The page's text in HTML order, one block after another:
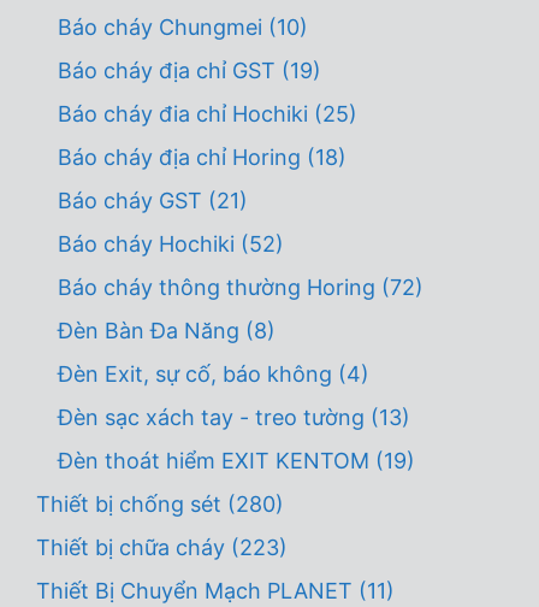
Báo cháy Chungmei (10)
Báo cháy địa chỉ GST (19)
Báo cháy đia chỉ Hochiki (25)
Báo cháy địa chỉ Horing (18)
Báo cháy GST (21)
Báo cháy Hochiki (52)
Báo cháy thông thường Horing (72)
Đèn Bàn Đa Năng (8)
Đèn Exit, sự cố, báo không (4)
Đèn sạc xách tay - treo tường (13)
Đèn thoát hiểm EXIT KENTOM (19)
Thiết bị chống sét (280)
Thiết bị chữa cháy (223)
Thiết Bị Chuyển Mạch PLANET (11)